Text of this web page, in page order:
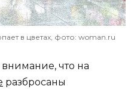
в цветах, фото: woman.ru
что на
разбросаны